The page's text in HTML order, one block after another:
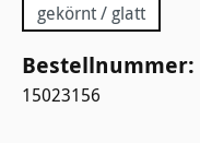
gekörnt / glatt
Bestellnummer:
15023156